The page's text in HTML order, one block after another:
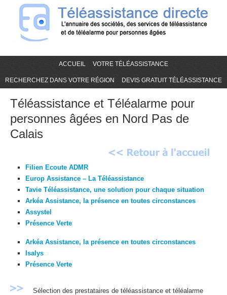
ACCUEIL VOTRE TÉLÉASSISTANCE
RECHERCHEZ DANS VOTRE RÉGION DEVIS GRATUIT TÉLÉASSISTANCE
Téléassistance et Téléalarme pour
personnes âgées en Nord Pas de
Calais
Filien Ecoute ADMR
Europ Assistance – La Téléassistance
Tavie Téléassistance, une solution pour chaque situation
Arkéa Assistance, la présence en toutes circonstances
Assystel
Présence Verte
Arkéa Assistance, la présence en toutes circonstances
Isalys
Présence Verte
Sélection des prestataires de téléassistance et téléalarme